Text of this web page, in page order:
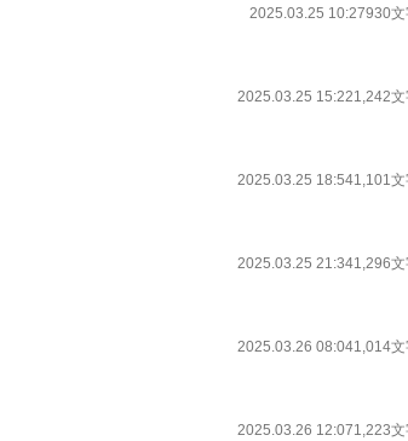
2025.03.25 10:27930文
2025.03.25 15:221,242
2025.03.25 18:541,101
2025.03.25 21:341,296
2025.03.26 08:041,014
2025.03.26 12:071,223